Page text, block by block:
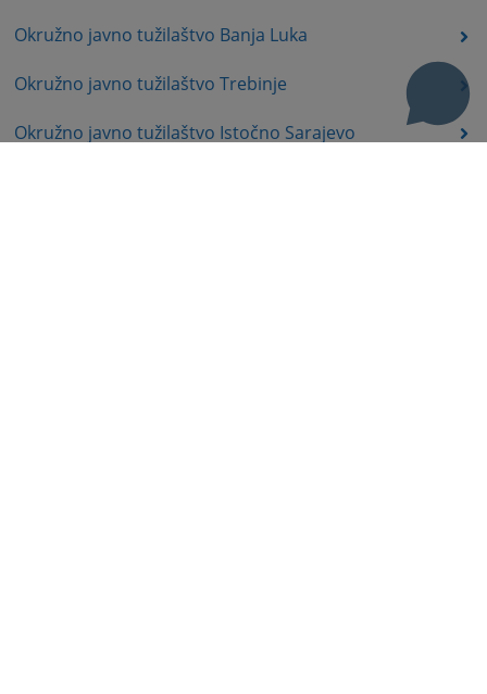
Okružno javno tužilaštvo Banja Luka
Okružno javno tužilaštvo Trebinje
Okružno javno tužilaštvo Istočno Sarajevo